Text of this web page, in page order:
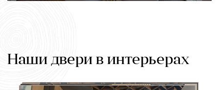
Наши двери в интерьерах